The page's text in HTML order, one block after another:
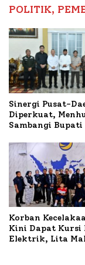
POLITIK,
Sinergi Pusat-
Diperkuat,
Sambangi Bupati
Mutiara Sentosa
Korban
Kini Dapat Kursi
Elektrik, Lita